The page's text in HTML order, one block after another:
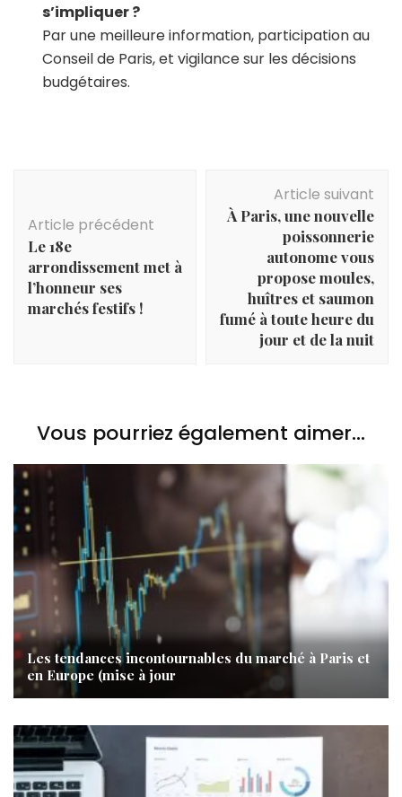
s’impliquer ?
Par une meilleure information, participation au
Conseil de Paris, et vigilance sur les décisions
budgétaires.
Article précédent
Le 18e
arrondissement met à
l’honneur ses
marchés festifs !
Article suivant
À Paris, une nouvelle
poissonnerie
autonome vous
propose moules,
huîtres et saumon
fumé à toute heure du
jour et de la nuit
Vous pourriez également aimer...
Les tendances incontournables du marché à Paris et
en Europe (mise à jour